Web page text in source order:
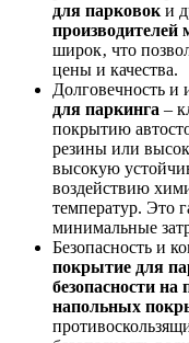
для парковок и
широк‚ что
цены и качества.
Долговечность и
для паркинга –
покрытию
резины или
высокую
воздействию
температур. Это
минимальные
Безопасность и
покрытие для
безопасности на
напольных